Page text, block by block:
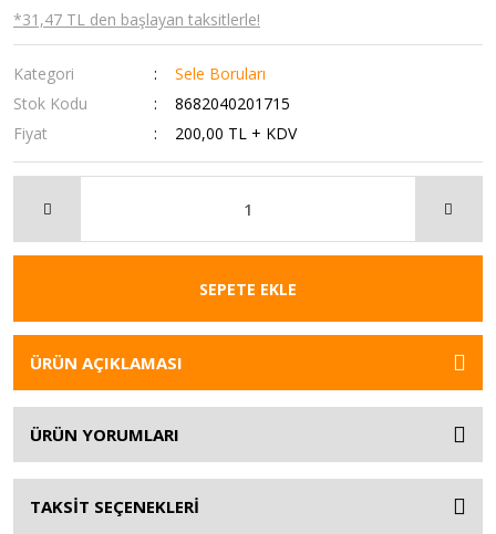
*31,47 TL den başlayan taksitlerle!
Kategori
Sele Boruları
Stok Kodu
8682040201715
Fiyat
200,00 TL + KDV
SEPETE EKLE
ÜRÜN AÇIKLAMASI
ÜRÜN YORUMLARI
TAKSİT SEÇENEKLERİ